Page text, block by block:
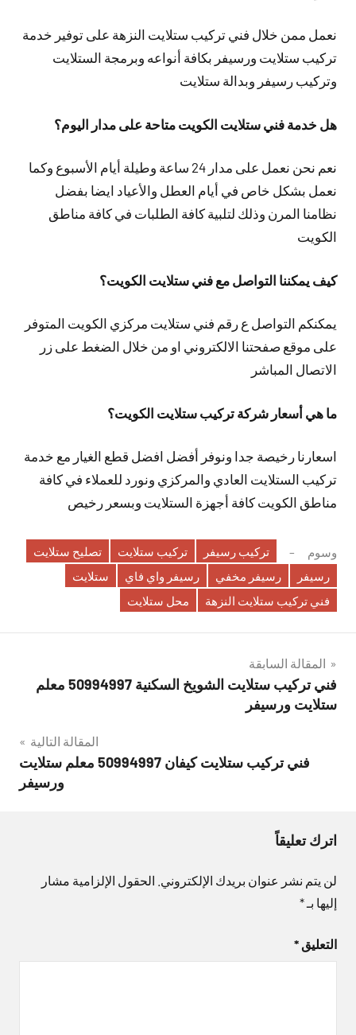
نعمل ممن خلال فني تركيب ستلايت النزهة على توفير خدمة
تركيب ستلايت ورسيفر بكافة أنواعه وبرمجة الستلايت
وتركيب رسيفر وبدالة ستلايت
هل خدمة فني ستلايت الكويت متاحة على مدار اليوم؟
نعم نحن نعمل على مدار 24 ساعة وطيلة أيام الأسبوع وكما
نعمل بشكل خاص في أيام العطل والأعياد ايضا بفضل
نظامنا المرن وذلك لتلبية كافة الطلبات في كافة مناطق
الكويت
كيف يمكننا التواصل مع فني ستلايت الكويت؟
يمكنكم التواصل ع رقم فني ستلايت مركزي الكويت المتوفر
على موقع صفحتنا الالكتروني او من خلال الضغط على زر
الاتصال المباشر
ما هي أسعار شركة تركيب ستلايت الكويت؟
اسعارنا رخيصة جدا ونوفر أفضل افضل قطع الغيار مع خدمة
تركيب الستلايت العادي والمركزي ونورد للعملاء في كافة
مناطق الكويت كافة أجهزة الستلايت وبسعر رخيص
وسوم تركيب رسيفر تركيب ستلايت
تصليح ستلايت
رسيفر
رسيفر مخفي رسيفر واي فاي
ستلايت
فني تركيب ستلايت النزهة
محل ستلايت
تصفّح
المقالات
المقالة السابقة
فني تركيب ستلايت الشويخ السكنية 50994997 معلم
ستلايت ورسيفر
المقالة التالية
فني تركيب ستلايت كيفان 50994997 معلم ستلايت
ورسيفر
اترك تعليقاً
لن يتم نشر عنوان بريدك الإلكتروني. الحقول الإلزامية مشار
إليها بـ*
التعليق *